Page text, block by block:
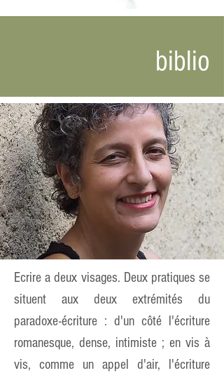
biblio
Ecrire a deux visages. Deux pratiques se
situent aux deux extrémités du
paradoxe-écriture : d'un côté l'écriture
romanesque, dense, intimiste ; en vis à
vis, comme un appel d'air, l'écriture